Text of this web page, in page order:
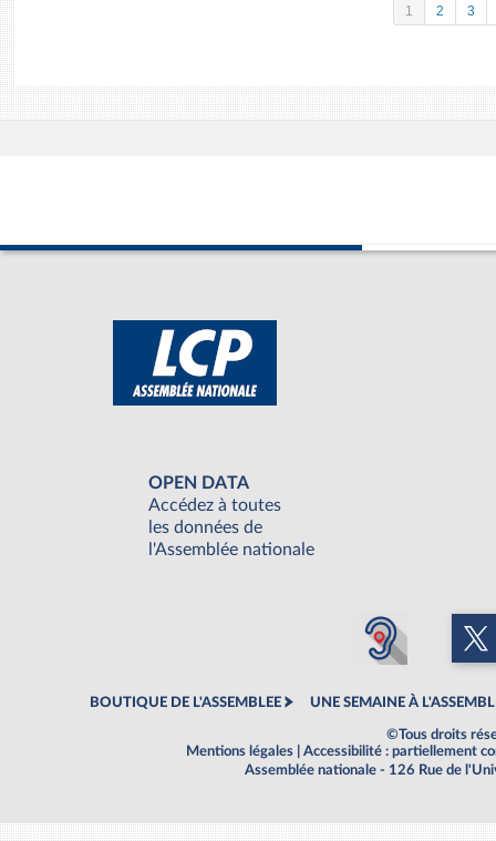
1 2 3
OPEN DATA
Accédez à toutes
les données de
l'Assemblée nationale
BOUTIQUE DE L'ASSEMBLEE UNE SEMAINE À
©Tous droits
Mentions légales
Accessibilité : partiellement
Assemblée nationale - 126 Rue de